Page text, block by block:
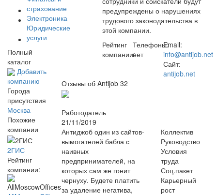
страхование
Электроника
Юридические
услуги
Полный
каталог
Добавить
компанию
Города
присутствия
Москва
Похожие
компании
2ГИС
Рейтинг
компании:
предупреждены о нарушениях
трудового законодательства в
этой компании.
Рейтинг
компании:
Телефоны:
нет
Email:
info@antijob.net
Сайт:
antijob.net
Отзывы об Antijob 32
Работодатель
21/11/2019
Антиджоб один из сайтов-
вымогателей бабла с
наивных
предпринимателей, на
которых сам же гонит
чернуху. Будете платить
за удаление негатива,
Коллектив
Руководство
Условия
труда
Соц.пакет
Карьерный
рост